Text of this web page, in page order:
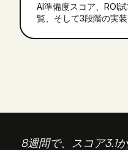
AI準備度スコア、ROI
覧、そして3段階の実装
8週間で、スコア3.1